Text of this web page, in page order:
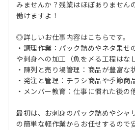
みませんか？残業はほぼありません
働けますよ！
◎詳しいお仕事内容はこちらです。
・調理作業：パック詰めやネタ乗せ
や刺身への加工（魚を〆る工程はな
・陳列と売り場管理：商品が豊富な
・発注と管理：チラシ商品や季節商
・メンバー教育：仕事に慣れた後の
最初は、お刺身のパック詰めやシャ
の簡単な軽作業からお任せするので